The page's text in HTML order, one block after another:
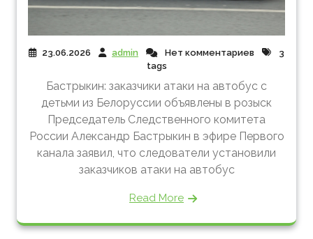
23.06.2026 admin Нет комментариев
3
tags
Бастрыкин: заказчики атаки на автобус с
детьми из Белоруссии объявлены в розыск
Председатель Следственного комитета
России Александр Бастрыкин в эфире Первого
канала заявил, что следователи установили
заказчиков атаки на автобус
Read More